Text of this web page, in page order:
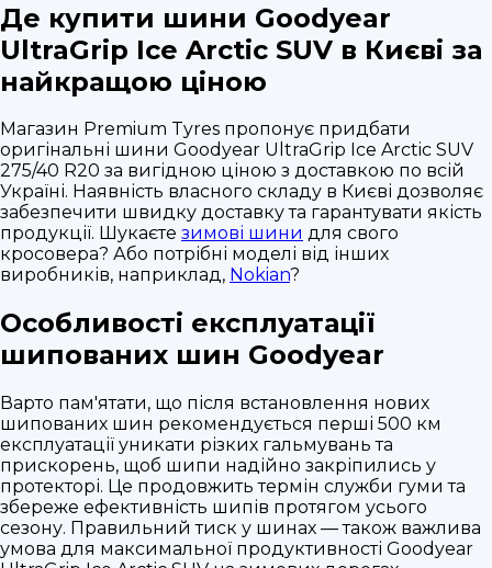
Де купити шини Goodyear
UltraGrip Ice Arctic SUV в Києві за
найкращою ціною
Магазин Premium Tyres пропонує придбати
оригінальні шини Goodyear UltraGrip Ice Arctic SUV
275/40 R20 за вигідною ціною з доставкою по всій
Україні. Наявність власного складу в Києві дозволяє
забезпечити швидку доставку та гарантувати якість
продукції. Шукаєте зимові шини для свого
кросовера? Або потрібні моделі від інших
виробників, наприклад, Nokian?
Особливості експлуатації
шипованих шин Goodyear
Варто пам'ятати, що після встановлення нових
шипованих шин рекомендується перші 500 км
експлуатації уникати різких гальмувань та
прискорень, щоб шипи надійно закріпились у
протекторі. Це продовжить термін служби гуми та
збереже ефективність шипів протягом усього
сезону. Правильний тиск у шинах — також важлива
умова для максимальної продуктивності Goodyear